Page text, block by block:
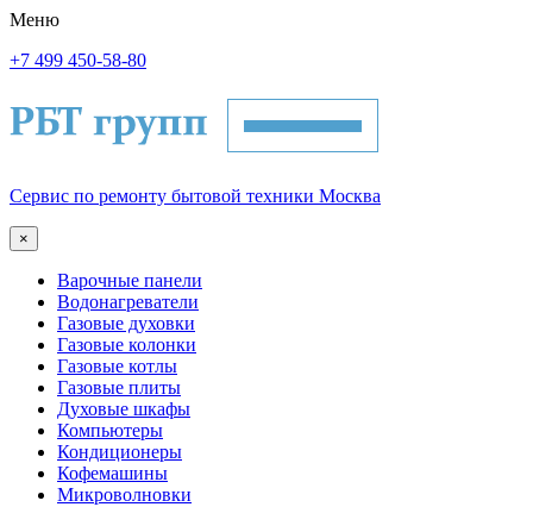
Меню
+7 499 450-58-80
Сервис по ремонту бытовой техники Москва
×
Варочные панели
Водонагреватели
Газовые духовки
Газовые колонки
Газовые котлы
Газовые плиты
Духовые шкафы
Компьютеры
Кондиционеры
Кофемашины
Микроволновки